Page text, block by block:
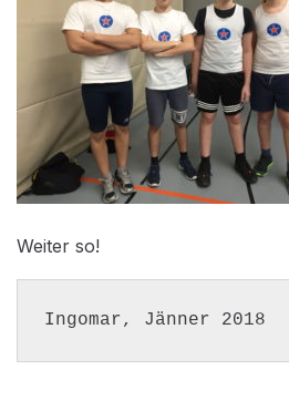
Weiter so!
Ingomar, Jänner 2018